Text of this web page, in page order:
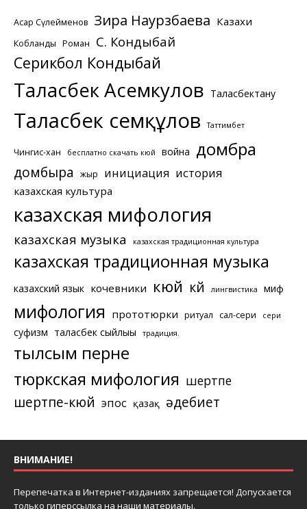
Асқар Сүлейменов Зира Наурзбаева Казахи
Кобланды Роман С. Кондыбай
Серикбол Кондыбай
Таласбек Асемкулов Таласбектану
Таласбек Әсемқұлов Таттимбет
Чингис-хан бесплатно скачать кюй война домбра
домбыра жыр инициация история
казахская культура
казахская мифология
казахская музыка казахская традиционная культура
казахская традиционная музыка
казахский язык кочевники кюй күй лингвистика миф
мифология прототюрки ритуал сал-сери сери
суфизм таласбек сыйлығы традиция.
тылсым перне
тюркская мифология шертпе
шертпе-кюй эпос қазақ әдебиет
ВНИМАНИЕ!
Перепечатка в Интернет-изданиях запрещается! Допускается
только гиперссылка на наши материалы.